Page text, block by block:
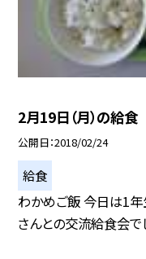
2月19日（月）の給食
公開日 2018/02/24
給食
わかめご飯 今日は1
さんとの交流給食会で